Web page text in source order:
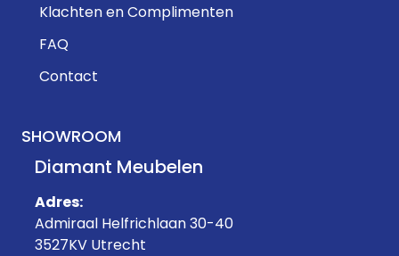
Klachten en Complimenten
FAQ
Contact
SHOWROOM
Diamant Meubelen
Adres:
Admiraal Helfrichlaan 30-40
3527KV Utrecht